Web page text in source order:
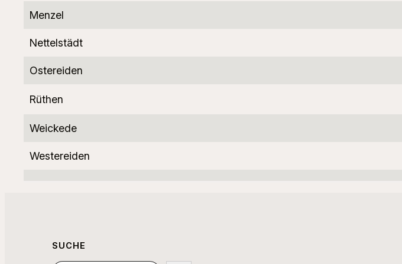
Menzel
Nettelstädt
Ostereiden
Rüthen
Weickede
Westereiden
SUCHE